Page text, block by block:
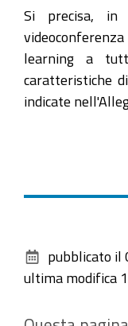
Si precisa, in
learning a
caratteristiche
indicate
documento
pubblicato il
ultima modifica